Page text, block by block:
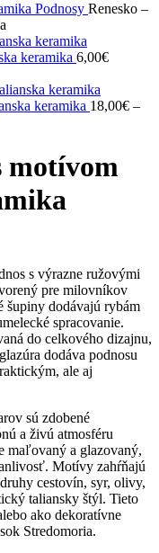
Podnosy Renesko –
keramika 6,00€
keramika 18,00€ –
motívom
s výrazne ružovými
pre milovníkov
šupiny dodávajú rybám
spracovanie.
do celkového dizajnu,
dodáva podnosu
ale aj
sú zdobené
a živú atmosféru
maľovaný a glazovaný,
Motívy zahŕňajú
cestovín, syr, olivy,
taliansky štýl. Tieto
ako dekoratívne
Stredomoria.